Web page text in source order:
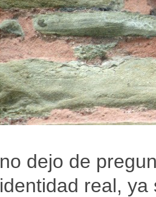
no dejo de
identidad real,